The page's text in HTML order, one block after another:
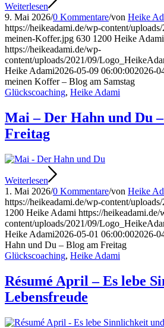
Weiterlesen
9. Mai 2026/0 Kommentare/von Heike
https://heikeadami.de/wp-content/
meinen-Koffer.jpg 630 1200 Heike Adami
https://heikeadami.de/wp-
content/uploads/2021/09/
Heike Adami2026-05-09 06:00:002026-
meinen Koffer – Blog am Samstag
Glückscoaching, Heike Adami
Mai – Der Hahn und Du
Freitag
Weiterlesen
1. Mai 2026/0 Kommentare/von Heike
https://heikeadami.de/wp-content/
1200 Heike Adami https://heikeadami.de/
content/uploads/2021/09/
Heike Adami2026-05-01 06:00:002026-
Hahn und Du – Blog am Freitag
Glückscoaching, Heike Adami
Résumé April – Es lebe
Lebensfreude